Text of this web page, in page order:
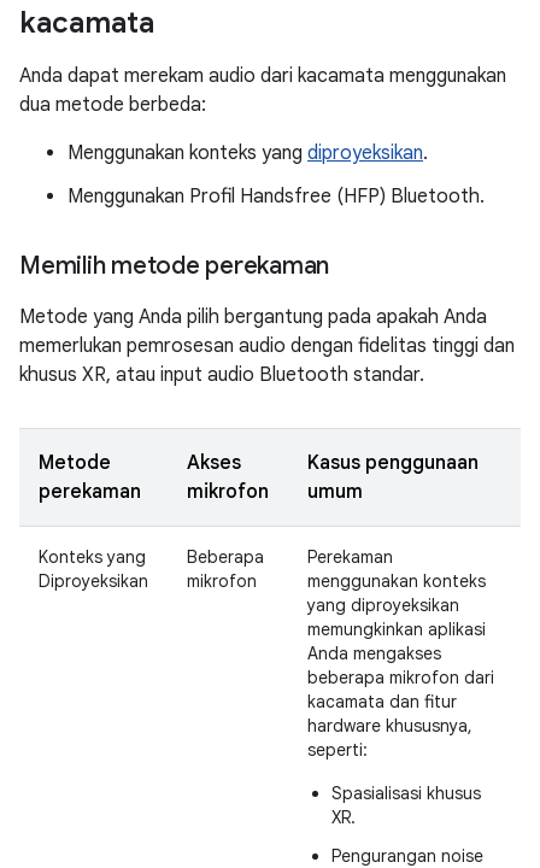
kacamata
Anda dapat merekam audio dari kacamata menggunakan
dua metode berbeda:
Menggunakan konteks yang diproyeksikan.
Menggunakan Profil Handsfree (HFP) Bluetooth.
Memilih metode perekaman
Metode yang Anda pilih bergantung pada apakah Anda
memerlukan pemrosesan audio dengan fidelitas tinggi dan
khusus XR, atau input audio Bluetooth standar.
Metode
perekaman
Akses
mikrofon
Kasus penggunaan
umum
Konteks yang
Diproyeksikan
Beberapa
mikrofon
Perekaman
menggunakan konteks
yang diproyeksikan
memungkinkan aplikasi
Anda mengakses
beberapa mikrofon dari
kacamata dan fitur
hardware khususnya,
seperti:
Spasialisasi khusus
XR.
Pengurangan noise